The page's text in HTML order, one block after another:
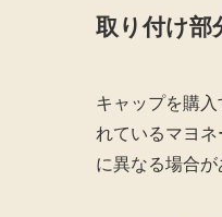
取り付け部
キャップを購
れているマヨ
に異なる場合が